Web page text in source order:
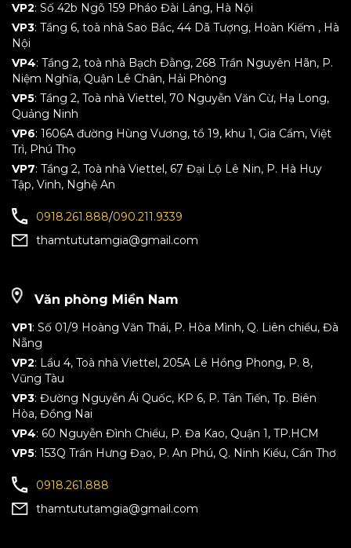
VP2: Số 42b Ngõ 159 Pháo Đài Láng, Hà Nội
VP3: Tầng 6, toà nhà Sao Bắc, 44 Dã Tượng, Hoàn Kiếm , Hà
Nội
VP4: Tầng 2, toà nhà Bạch Đằng, 268 Trần Nguyên Hãn, P.
Niệm Nghĩa, Quận Lê Chân, Hải Phòng
VP5: Tầng 2, Toà nhà Viettel, 70 Nguyễn Văn Cừ, Hạ Long,
Quảng Ninh
VP6: 1606A đường Hùng Vương, tổ 19, khu 1, Gia Cẩm, Việt
Trì, Phú Thọ
VP7: Tầng 2, Toà nhà Viettel, 67 Đại Lộ Lê Nin, P. Hà Huy
Tập, Vinh, Nghệ An
0918.261.888/090.211.9339
thamtututamgia@gmail.com
Văn phòng Miền Nam
VP1: Số 01/9 Hoàng Văn Thái, P. Hòa Mình, Q. Liên chiểu, Đà
Nẵng
VP2: Lầu 4, Toà nhà Viettel, 205A Lê Hồng Phong, P. 8,
Vũng Tàu
VP3: Đường Nguyễn Ái Quốc, KP 6, P. Tân Tiến, Tp. Biên
Hòa, Đồng Nai
VP4: 60 Nguyễn Đình Chiểu, P. Đa Kao, Quận 1, TP.HCM
VP5: 153Q Trần Hưng Đạo, P. An Phú, Q. Ninh Kiều, Cần Thơ
0918.261.888
thamtututamgia@gmail.com